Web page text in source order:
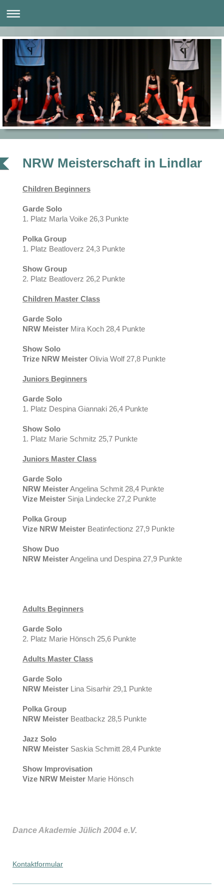
NRW Meisterschaft in Lindlar
Children Beginners
Garde Solo
1. Platz Marla Voike 26,3 Punkte
Polka Group
1. Platz Beatloverz 24,3 Punkte
Show Group
2. Platz Beatloverz 26,2 Punkte
Children Master Class
Garde Solo
NRW Meister Mira Koch 28,4 Punkte
Show Solo
Trize NRW Meister Olivia Wolf 27,8 Punkte
Juniors Beginners
Garde Solo
1. Platz Despina Giannaki 26,4 Punkte
Show Solo
1. Platz Marie Schmitz 25,7 Punkte
Juniors Master Class
Garde Solo
NRW MeisterAngelina Schmit 28,4 Punkte
Vize Meister Sinja Lindecke 27,2 Punkte
Polka Group
Vize NRW Meister Beatinfectionz 27,9 Punkte
Show Duo
NRW MeisterAngelina und Despina 27,9 Punkte
Adults Beginners
Garde Solo
2. Platz Marie Hönsch 25,6 Punkte
Adults Master Class
Garde Solo
NRW Meister Lina Sisarhir 29,1 Punkte
Polka Group
NRW Meister Beatbackz 28,5 Punkte
Jazz Solo
NRW Meister Saskia Schmitt 28,4 Punkte
Show Improvisation
Vize NRW Meister Marie Hönsch
Dance Akademie Jülich 2004 e.V.
Kontaktformular